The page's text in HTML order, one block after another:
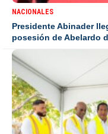
NACIONALES
Presidente Abinader
posesión de Abelardo